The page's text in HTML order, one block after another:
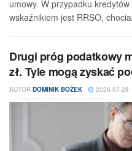
umowy. W przypadku
wskaźnikiem jest RRSO,
Drugi próg podatkowy
zł. Tyle mogą zyskać
AUTOR DOMINIK BOŻEK 2026-07-28